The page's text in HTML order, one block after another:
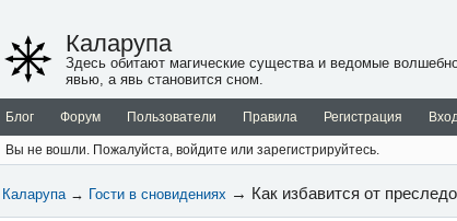
Каларупа
Здесь обитают магические существа и ведомые
явью, а явь становится сном.
Блог Форум Пользователи Правила Регистрация Вход
Вы не вошли. Пожалуйста, войдите или зарегистрируйтесь.
Каларупа → Гости в сновидениях → Как избавится от